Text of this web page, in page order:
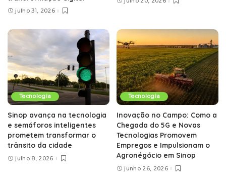
julho 31, 2026
Tecnologia
Sinop avança na tecnologia
e semáforos inteligentes
prometem transformar o
trânsito da cidade
julho 8, 2026
Tecnologia
Inovação no Campo: Como a
Chegada do 5G e Novas
Tecnologias Promovem
Empregos e Impulsionam o
Agronégócio em Sinop
junho 26, 2026